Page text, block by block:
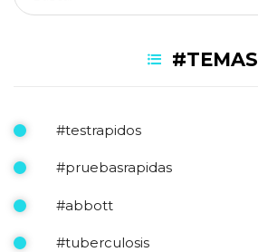
#TEMAS
#testrapidos
#pruebasrapidas
#abbott
#tuberculosis